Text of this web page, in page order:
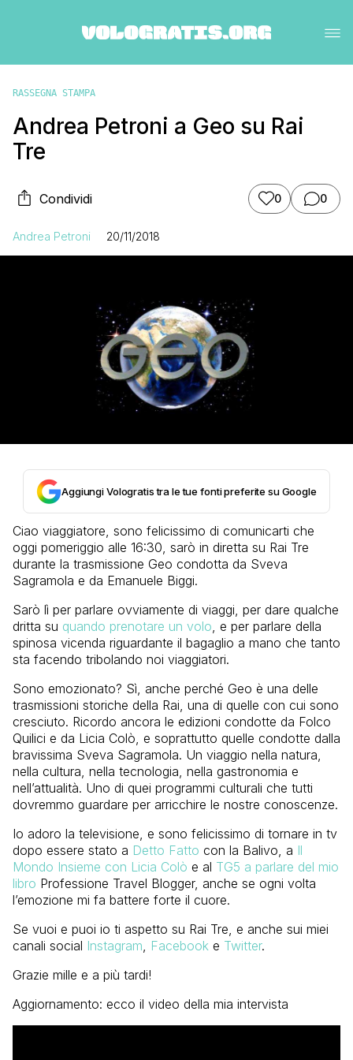
RASSEGNA STAMPA
Andrea Petroni a Geo su Rai
Tre
Condividi 0 0
Andrea Petroni 20/11/2018
Aggiungi Vologratis tra le tue fonti preferite su Google
Ciao viaggiatore, sono felicissimo di comunicarti che
oggi pomeriggio alle 16:30, sarò in diretta su Rai Tre
durante la trasmissione Geo condotta da Sveva
Sagramola e da Emanuele Biggi.
Sarò lì per parlare ovviamente di viaggi, per dare qualche
dritta su quando prenotare un volo , e per parlare della
spinosa vicenda riguardante il bagaglio a mano che tanto
sta facendo tribolando noi viaggiatori.
Sono emozionato? Sì, anche perché Geo è una delle
trasmissioni storiche della Rai, una di quelle con cui sono
cresciuto. Ricordo ancora le edizioni condotte da Folco
Quilici e da Licia Colò, e soprattutto quelle condotte dalla
bravissima Sveva Sagramola. Un viaggio nella natura,
nella cultura, nella tecnologia, nella gastronomia e
nell’attualità. Uno di quei programmi culturali che tutti
dovremmo guardare per arricchire le nostre conoscenze.
Io adoro la televisione, e sono felicissimo di tornare in tv
dopo essere stato a Detto Fatto con la Balivo, a Il
Mondo Insieme con Licia Colò e al TG5 a parlare del mio
libro Professione Travel Blogger, anche se ogni volta
l’emozione mi fa battere forte il cuore.
Se vuoi e puoi io ti aspetto su Rai Tre, e anche sui miei
canali social Instagram Facebook e Twitter.
Grazie mille e a più tardi!
Aggiornamento: ecco il video della mia intervista